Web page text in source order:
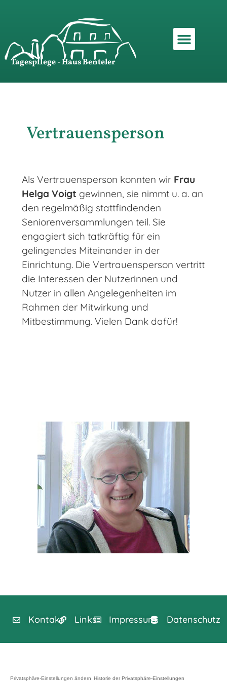
springen
Tagespflege - Haus Benteler
Vertrauensperson
Als Vertrauensperson konnten wir Frau
Helga Voigt gewinnen, sie nimmt u. a. an
den regelmäßig stattfindenden
Seniorenversammlungen teil. Sie
engagiert sich tatkräftig für ein
gelingendes Miteinander in der
Einrichtung. Die Vertrauensperson vertritt
die Interessen der Nutzerinnen und
Nutzer in allen Angelegenheiten im
Rahmen der Mitwirkung und
Mitbestimmung. Vielen Dank dafür!
Kontakt Links Impressum Datenschutz
Privatsphäre-Einstellungen ändern Historie der Privatsphäre-Einstellungen